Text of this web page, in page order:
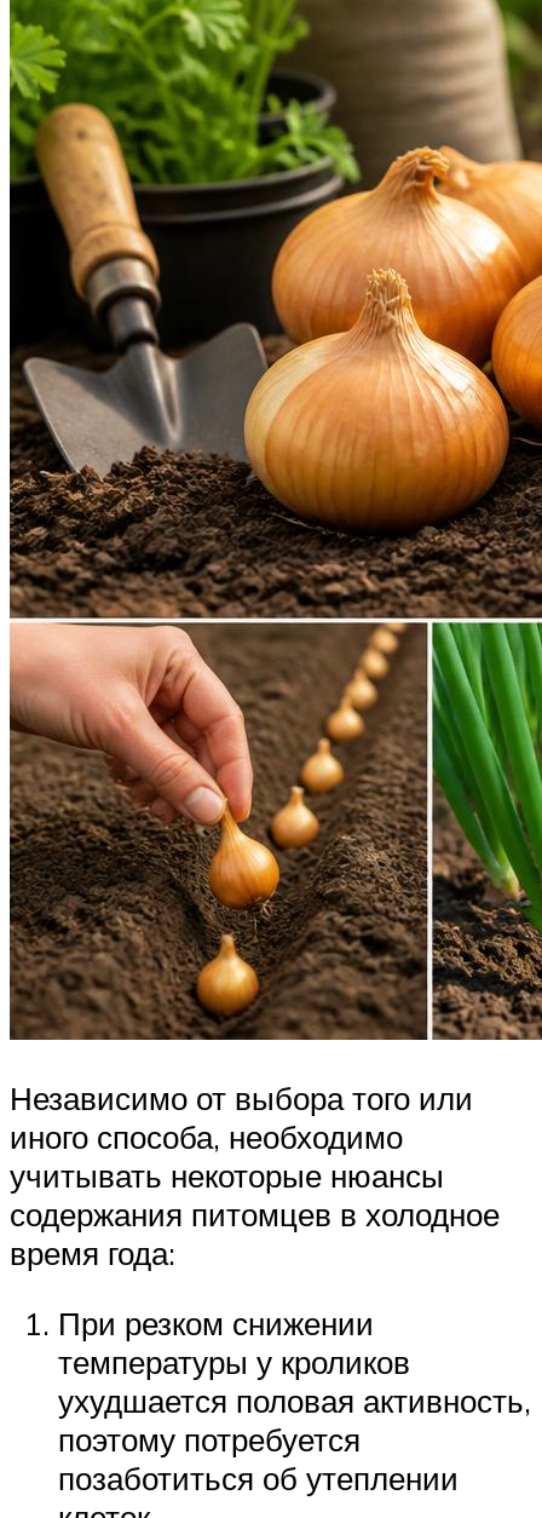
Независимо от выбора того или
иного способа, необходимо
учитывать некоторые нюансы
содержания питомцев в холодное
время года:
При резком снижении
температуры у кроликов
ухудшается половая активность,
поэтому потребуется
позаботиться об утеплении